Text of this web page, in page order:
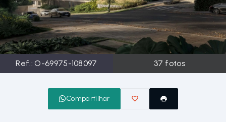
Ref.:O-69975-108097 37 fotos
Compartilhar